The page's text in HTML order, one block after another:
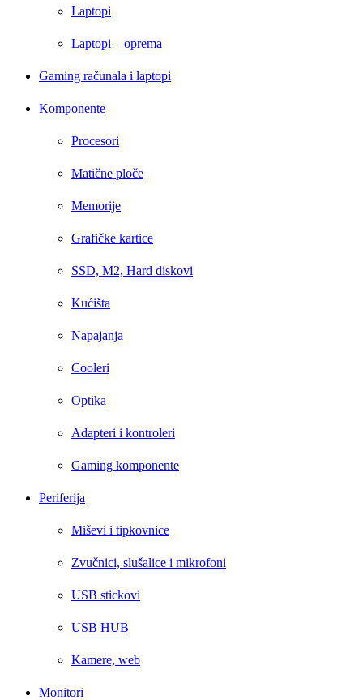
Laptopi
Laptopi – oprema
Gaming računala i laptopi
Komponente
Procesori
Matične ploče
Memorije
Grafičke kartice
SSD, M2, Hard diskovi
Kućišta
Napajanja
Cooleri
Optika
Adapteri i kontroleri
Gaming komponente
Periferija
Miševi i tipkovnice
Zvučnici, slušalice i mikrofoni
USB stickovi
USB HUB
Kamere, web
Monitori